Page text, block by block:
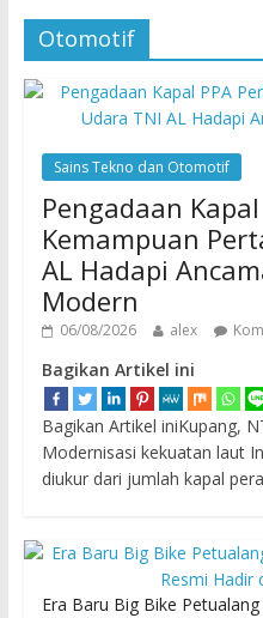
Otomotif
Sains Tekno dan Otomotif
Pengadaan
Kemampuan
AL Hadapi
Modern
06/08/2026 alex
Bagikan Artikel ini
Bagikan Artikel iniKupang,
Modernisasi kekuatan laut
diukur dari jumlah kapal
Era Baru Big Bike